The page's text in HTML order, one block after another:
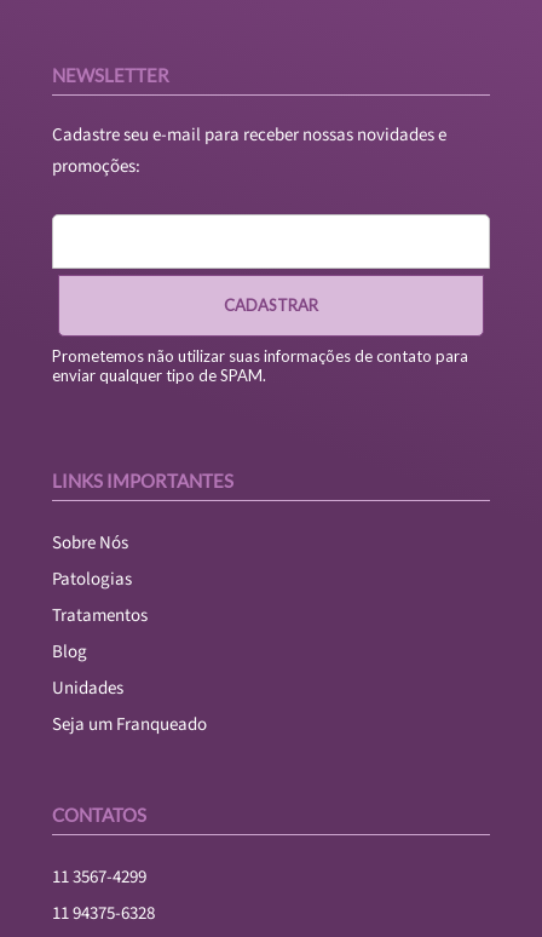
NEWSLETTER
Cadastre seu e-mail para receber nossas novidades e
promoções:
CADASTRAR
Prometemos não utilizar suas informações de contato para
enviar qualquer tipo de SPAM.
LINKS IMPORTANTES
Sobre Nós
Patologias
Tratamentos
Blog
Unidades
Seja um Franqueado
CONTATOS
11 3567-4299
11 94375-6328